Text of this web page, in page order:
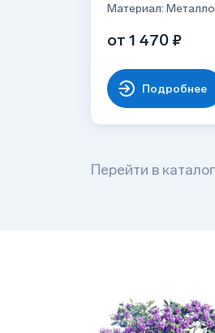
Материал:
от 1 470 ₽
Подробнее
Перейти в каталог